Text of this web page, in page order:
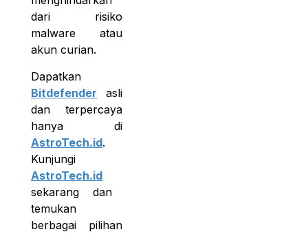
dari risiko
malware atau
akun curian.
Dapatkan
Bitdefender asli
dan terpercaya
hanya di
AstroTech.id.
Kunjungi
AstroTech.id
sekarang dan
temukan
berbagai pilihan